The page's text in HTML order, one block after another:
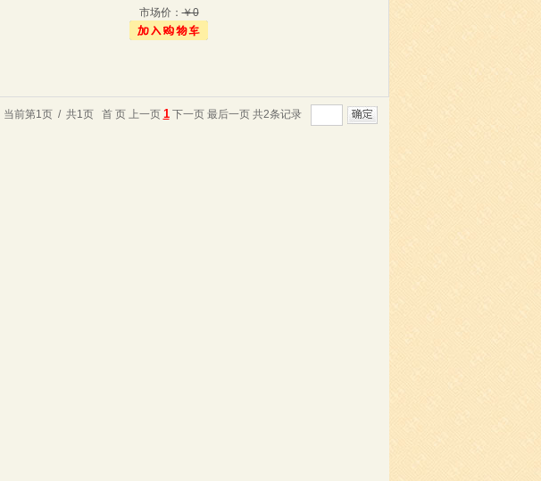
市场价：￥0
当前第1页 / 共1页 首 页 上一页 1 下一页 最后一页共2条记录